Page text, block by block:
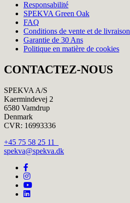
Responsabilité
SPEKVA Green Oak
FAQ
Conditions de vente et de livraison
Garantie de 30 Ans
Politique en matière de cookies
CONTACTEZ-NOUS
SPEKVA A/S
Kaermindevej 2
6580 Vamdrup
Denmark
CVR: 16993336
+45 75 58 25 11
spekva@spekva.dk